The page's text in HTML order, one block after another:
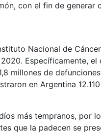
con el fin de
Nacional de
Específicamente,
millones de
en Argentina
más tempranos, por
que la padecen se